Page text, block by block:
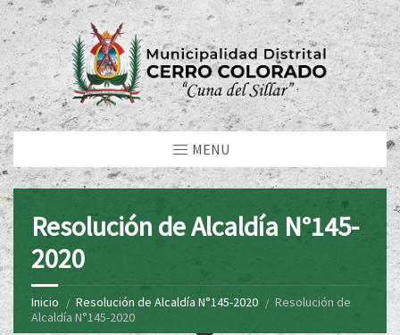
MENU
Resolución de Alcaldía N°145-
2020
Inicio Resolución de Alcaldía N°145-2020
Resolución de
Alcaldía N°145-2020